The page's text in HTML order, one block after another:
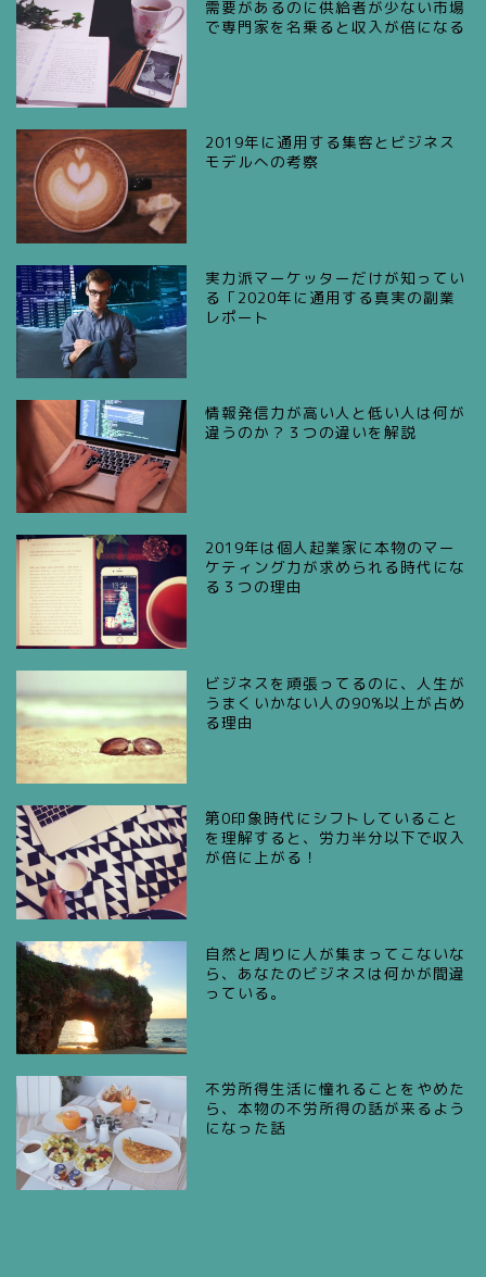
需要があるのに供給者が少ない市場
で専門家を名乗ると収入が倍になる
2019年に通用する集客とビジネス
モデルへの考察
実力派マーケッターだけが知ってい
る「2020年に通用する真実の副業
レポート
情報発信力が高い人と低い人は何が
違うのか？３つの違いを解説
2019年は個人起業家に本物のマー
ケティング力が求められる時代にな
る３つの理由
ビジネスを頑張ってるのに、人生が
うまくいかない人の90%以上が占め
る理由
第0印象時代にシフトしていること
を理解すると、労力半分以下で収入
が倍に上がる！
自然と周りに人が集まってこないな
ら、あなたのビジネスは何かが間違
っている。
不労所得生活に憧れることをやめた
ら、本物の不労所得の話が来るよう
になった話